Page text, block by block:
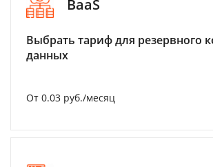
BaaS
Выбрать тариф для резервного
данных
От 0.03 руб./месяц